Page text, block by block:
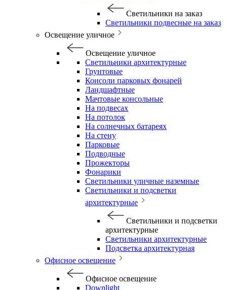
Светильники на заказ
Светильники подвесные на заказ
Освещение уличное
Освещение уличное
Светильники архитектурные
Грунтовые
Консоли парковых фонарей
Ландшафтные
Мачтовые консольные
На подвесах
На потолок
На солнечных батареях
На стену
Парковые
Подводные
Прожекторы
Фонарики
Светильники уличные наземные
Светильники и подсветки
архитектурные
Светильники и подсветки
архитектурные
Светильники архитектурные
Подсветка архитектурная
Офисное освещение
Офисное освещение
Downlight